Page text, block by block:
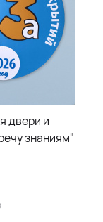
двери и
знаниям"